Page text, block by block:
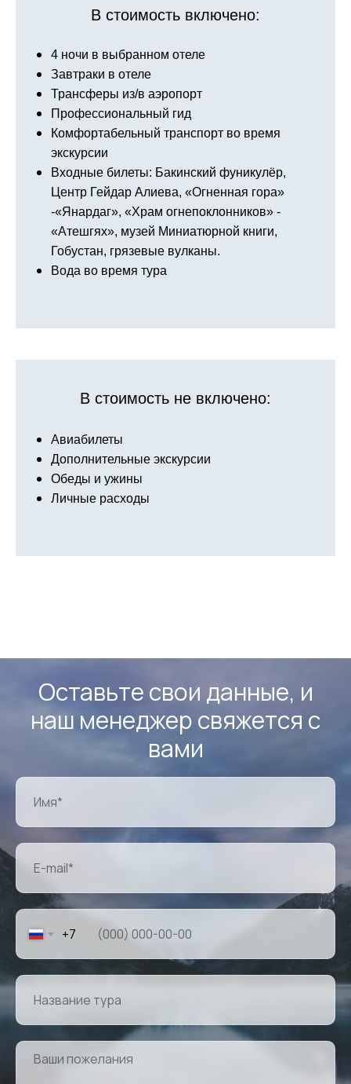
В стоимость включено:
4 ночи в выбранном отеле
Завтраки в отеле
Трансферы из/в аэропорт
Профессиональный гид
Комфортабельный транспорт во время
экскурсии
Входные билеты: Бакинский фуникулёр,
Центр Гейдар Алиева, «Огненная гора»
-«Янардаг», «Храм огнепоклонников» -
«Атешгях», музей Миниатюрной книги,
Гобустан, грязевые вулканы.
Вода во время тура
В стоимость не включено:
Авиабилеты
Дополнительные экскурсии
Обеды и ужины
Личные расходы
Оставьте свои данные, и
наш менеджер свяжется с
вами
+7